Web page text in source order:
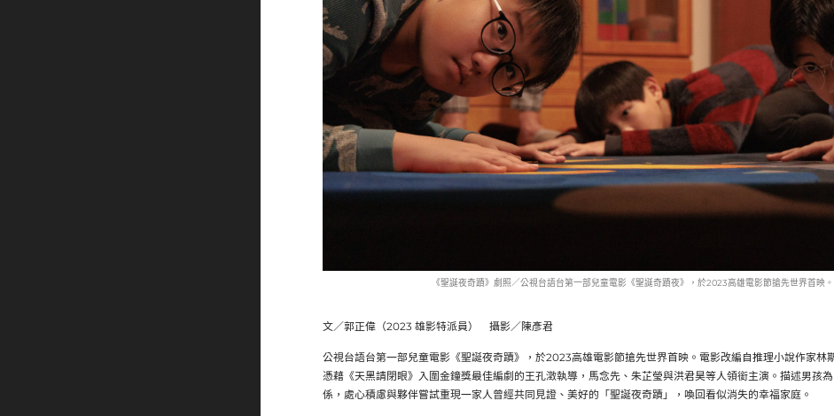
《聖誕夜奇蹟》劇照／公視台語台第一部兒童電影《聖誕奇蹟夜》，於2023高雄電影節搶先世界首映。
文／郭正偉（2023 雄影特派員） 攝影／陳彥君
公視台語台第一部兒童電影《聖誕夜奇蹟》，於2023高雄電影節搶先世界首映。電影改編自推理小說作家林
憑藉《天黑請閉眼》入圍金鐘獎最佳編劇的王孔澂執導，馬念先、朱芷瑩與洪君昊等人領銜主演。描述男孩
係，處心積慮與夥伴嘗試重現一家人曾經共同見證、美好的「聖誕夜奇蹟」，喚回看似消失的幸福家庭。